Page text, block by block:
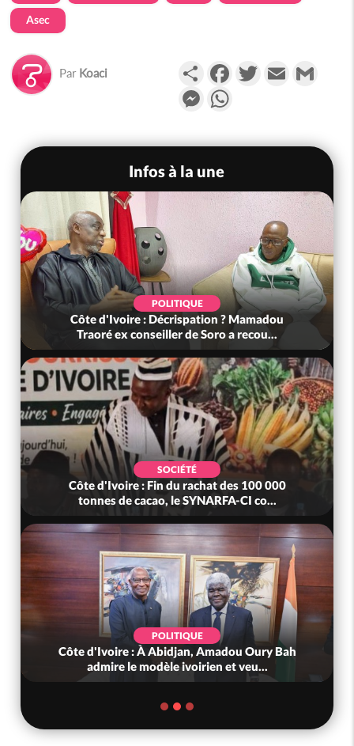
Asec
Par Koaci PartagerFacebookTwitterEmail
Messenger
Infos à la une
POLITIQUE
Côte d'Ivoire : Décrispation ? Mamadou
Traoré ex conseiller de Soro a recou...
SOCIÉTÉ
Côte d'Ivoire : Fin du rachat des 100 000
tonnes de cacao, le SYNARFA-CI co...
POLITIQUE
Côte d'Ivoire : À Abidjan, Amadou Oury Bah
admire le modèle ivoirien et veu...